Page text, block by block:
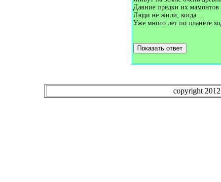
Загадки про варежки (4)
Давние предки их мамонтов
Люди не жили, когда ...
Уже много лет по планете
Показать ответ
copyright